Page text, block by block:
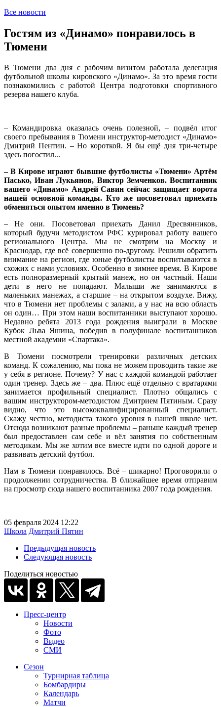
Все новости
Гостям из «Динамо» понравилось в
Тюмени
В Тюмени два дня с рабочим визитом работала делегация
футбольной школы кировского «Динамо». За это время гости
познакомились с работой Центра подготовки спортивного
резерва нашего клуба.
– Командировка оказалась очень полезной, – подвёл итог
своего пребывания в Тюмени инструктор-методист «Динамо»
Дмитрий Пентин. – Но короткой. Я бы ещё дня три-четыре
здесь погостил...
– В Кирове играют бывшие футболисты «Тюмени» Артём
Пасько, Иван Лукьянов, Виктор Земченков. Воспитанник
вашего «Динамо» Андрей Савин сейчас защищает ворота
нашей основной команды. Кто же посоветовал приехать
обменяться опытом именно в Тюмень?
– Не они. Посоветовал приехать Данил Дресвянников,
который будучи методистом РФС курировал работу вашего
регионального Центра. Мы не смотрим на Москву и
Краснодар, где всё совершенно по-другому. Решили обратить
внимание на регион, где юные футболисты воспитываются в
схожих с нами условиях. Особенно в зимнее время. В Кирове
есть полноразмерный крытый манеж, но он частный. Наши
дети в него не попадают. Малыши же занимаются в
маленьких манежах, а старшие – на открытом воздухе. Вижу,
что в Тюмени нет проблемы с залами, а у нас на всю область
он один… При этом наши воспитанники выступают хорошо.
Недавно ребята 2013 года рождения выиграли в Москве
Кубок Льва Яшина, победив в полуфинале воспитанников
местной академии «Спартака».
В Тюмени посмотрели тренировки различных детских
команд. К сожалению, мы пока не можем проводить такие же
у себя в регионе. Почему? У нас с каждой командой работает
один тренер. Здесь же – два. Плюс ещё отдельно с вратарями
занимается профильный специалист. Плотно общались с
вашим инструктором-методистом Дмитрием Пятиным. Сразу
видно, что это высококвалифицированный специалист.
Скажу честно, методиста такого уровня в нашей школе нет.
Отсюда возникают разные проблемы – раньше каждый тренер
был предоставлен сам себе и вёл занятия по собственным
методикам. Мы же хотим все вместе идти по одной дороге и
развивать детский футбол.
Нам в Тюмени понравилось. Всё – шикарно! Проговорили о
продолжении сотрудничества. В ближайшее время отправим
на просмотр сюда нашего воспитанника 2007 года рождения.
05 февраля 2024 12:22
Школа Дмитрий Пятин
Предыдущая новость
Следующая новость
Поделиться новостью
Пресс-центр
Новости
Фото
Видео
СМИ
Сезон
Турнирная таблица
Бомбардиры
Календарь
Матчи